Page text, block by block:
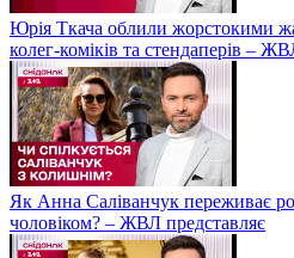
Юрія Ткача облили жорстокими
колег-коміків та стендаперів –
Як Анна Саліванчук переживає
чоловіком? – ЖВЛ представляє